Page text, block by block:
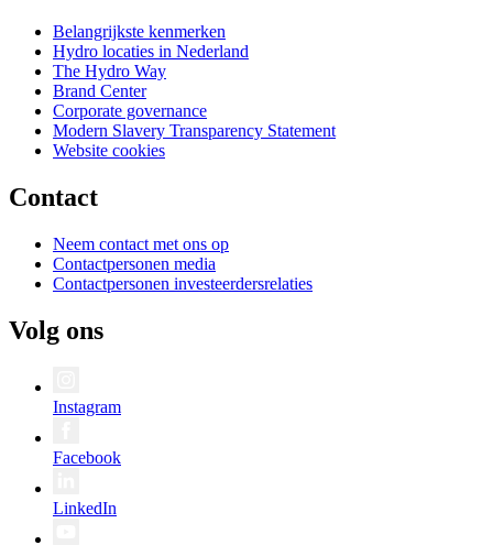
Belangrijkste kenmerken
Hydro locaties in Nederland
The Hydro Way
Brand Center
Corporate governance
Modern Slavery Transparency Statement
Website cookies
Contact
Neem contact met ons op
Contactpersonen media
Contactpersonen investeerdersrelaties
Volg ons
Instagram
Facebook
LinkedIn